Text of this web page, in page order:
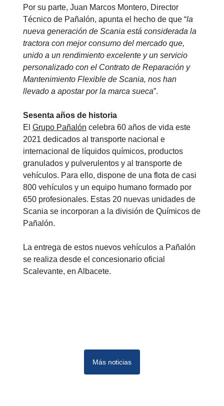
Por su parte, Juan Marcos Montero, Director
Técnico de Pañalón, apunta el hecho de que “la
nueva generación de Scania está considerada la
tractora con mejor consumo del mercado que,
unido a un rendimiento excelente y un servicio
personalizado con el Contrato de Reparación y
Mantenimiento Flexible de Scania, nos han
llevado a apostar por la marca sueca”.
Sesenta años de historia
El Grupo Pañalón celebra 60 años de vida este
2021 dedicados al transporte nacional e
internacional de líquidos químicos, productos
granulados y pulverulentos y al transporte de
vehículos. Para ello, dispone de una flota de casi
800 vehículos y un equipo humano formado por
650 profesionales. Estas 20 nuevas unidades de
Scania se incorporan a la división de Químicos de
Pañalón.
La entrega de estos nuevos vehículos a Pañalón
se realiza desde el concesionario oficial
Scalevante, en Albacete.
Más noticias